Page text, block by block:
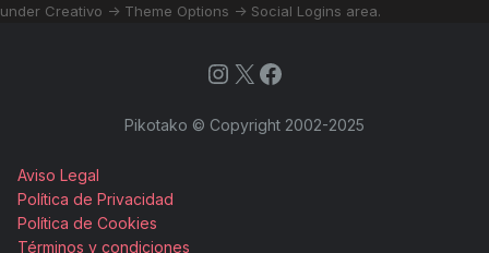
under Creativo -> Theme Options -> Social Logins area.
Instagram
X Facebook
Pikotako © Copyright 2002-2025
Aviso Legal
Política de Privacidad
Política de Cookies
Términos y condiciones